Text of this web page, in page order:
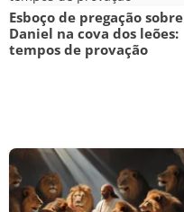
Esboço de pregação sobre
Daniel na cova dos leões:
tempos de provação